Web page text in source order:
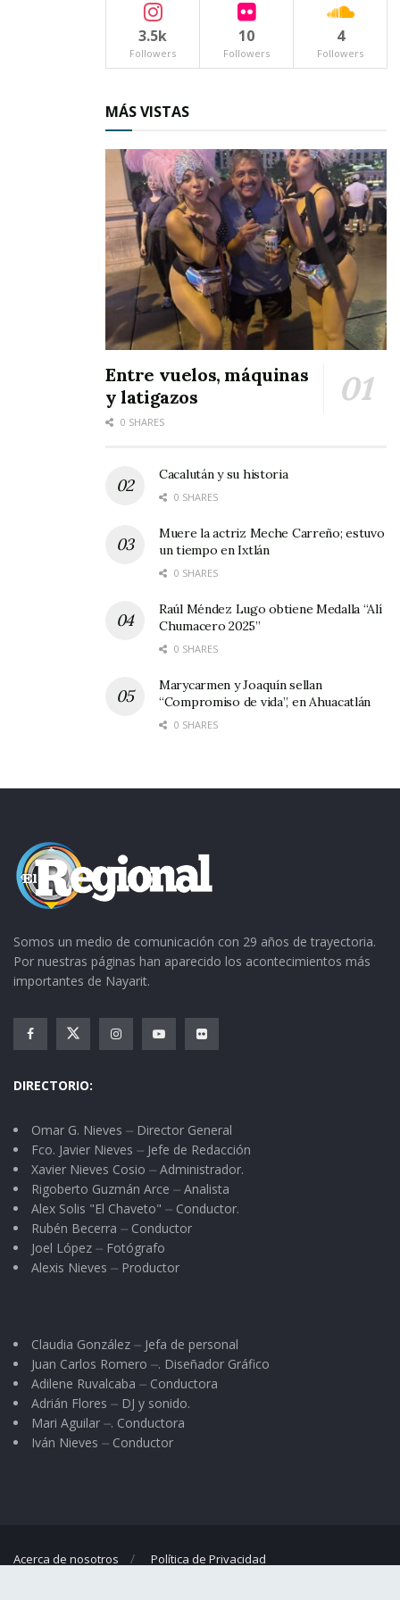
rompimiento de la feria, para concluir con una
fraternal cena y con el compromiso de
encontrarse nuevamente durante la celebración
3.5k
Followers
10
Followers
4
Followers
MÁS VISTAS
Entre vuelos, máquinas
y latigazos
0 SHARES
Cacalután y su historia
0 SHARES
Muere la actriz Meche Carreño; estuvo
un tiempo en Ixtlán
0 SHARES
Raúl Méndez Lugo obtiene Medalla “Alí
Chumacero 2025”
0 SHARES
Marycarmen y Joaquín sellan
“Compromiso de vida”, en Ahuacatlán
0 SHARES
Somos un medio de comunicación con 29 años de trayectoria.
Por nuestras páginas han aparecido los acontecimientos más
importantes de Nayarit.
DIRECTORIO:
Omar G. Nieves ⏤ Director General
Fco. Javier Nieves ⏤ Jefe de Redacción
Xavier Nieves Cosio ⏤ Administrador.
Rigoberto Guzmán Arce ⏤ Analista
Alex Solis "El Chaveto" ⏤ Conductor.
Rubén Becerra ⏤ Conductor
Joel López ⏤ Fotógrafo
Alexis Nieves ⏤ Productor
Claudia González ⏤ Jefa de personal
Juan Carlos Romero ⏤. Diseñador Gráfico
Adilene Ruvalcaba ⏤ Conductora
Adrián Flores ⏤ DJ y sonido.
Mari Aguilar ⏤. Conductora
Iván Nieves ⏤ Conductor
Acerca de nosotros Política de Privacidad